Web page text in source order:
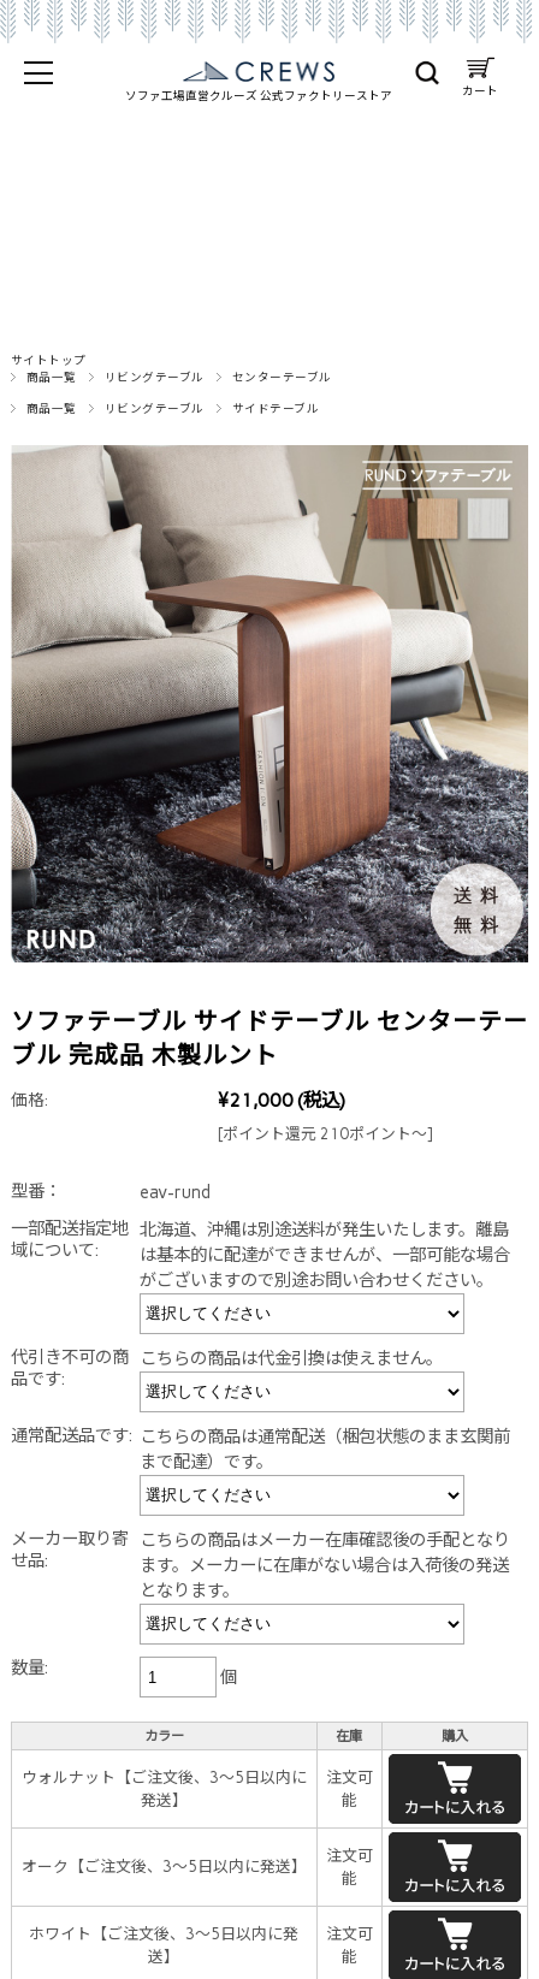
ソファ工場直営クルーズ 公式ファクトリーストア カート
サイトトップ
商品一覧
リビングテーブル センターテーブル
商品一覧 リビングテーブル サイドテーブル
ソファテーブル サイドテーブル センターテー
ブル 完成品 木製ルント
価格: ¥21,000(税込)
[ポイント還元 210ポイント～]
型番：
eav-rund
一部配送指定地
域について:
北海道、沖縄は別途送料が発生いたします。離島
は基本的に配達ができませんが、一部可能な場合
がございますので別途お問い合わせください。
代引き不可の商
品です:
こちらの商品は代金引換は使えません。
通常配送品です: こちらの商品は通常配送（梱包状態のまま玄関前
まで配達）です。
メーカー取り寄
せ品:
こちらの商品はメーカー在庫確認後の手配となり
ます。メーカーに在庫がない場合は入荷後の発送
となります。
数量: 個
カラー 在庫 購入
ウォルナット【ご注文後、3～5日以内に
発送】
注文可
能
オーク【ご注文後、3～5日以内に発送】
注文可
能
ホワイト【ご注文後、3～5日以内に発
送】
注文可
能